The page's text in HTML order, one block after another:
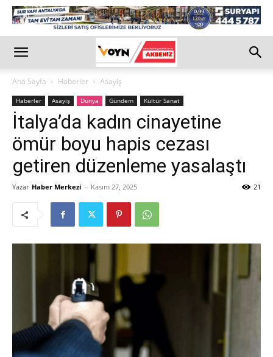
Ana Sayfa Haberler Asayiş
Haberler Asayiş Dünya Gündem Kültür Sanat
İtalya’da kadın cinayetine
ömür boyu hapis cezası
getiren düzenleme yasalaştı
Yazar Haber Merkezi - Kasım 27, 2025 21